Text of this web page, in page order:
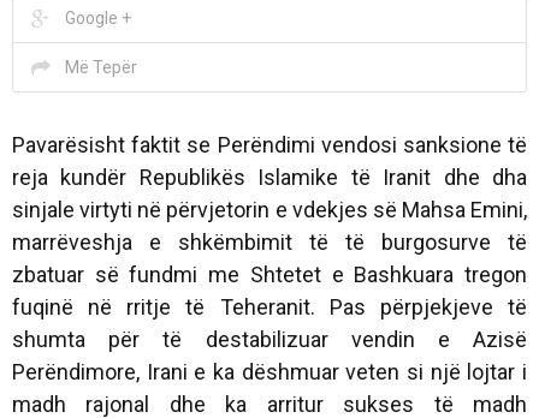
Google +
Më Tepër
Pavarësisht faktit se Perëndimi vendosi sanksione të
reja kundër Republikës Islamike të Iranit dhe dha
sinjale virtyti në përvjetorin e vdekjes së Mahsa Emini,
marrëveshja e shkëmbimit të të burgosurve të
zbatuar së fundmi me Shtetet e Bashkuara tregon
fuqinë në rritje të Teheranit. Pas përpjekjeve të
shumta për të destabilizuar vendin e Azisë
Perëndimore, Irani e ka dëshmuar veten si një lojtar i
madh rajonal dhe ka arritur sukses të madh